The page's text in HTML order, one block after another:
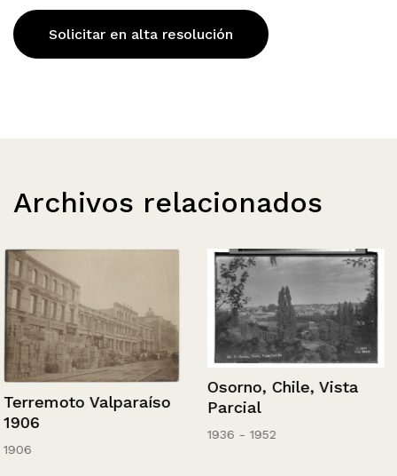
Solicitar en alta resolución
Archivos relacionados
Terremoto Valparaíso
1906
1906
Osorno, Chile, Vista
Parcial
1936 - 1952